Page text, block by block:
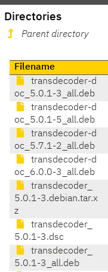
Directories
Parent directory
Filename
transdecoder-d
oc_5.0.1-3_all.deb
transdecoder-d
oc_5.0.1-5_all.deb
transdecoder-d
oc_5.7.1-2_all.deb
transdecoder-d
oc_6.0.0-3_all.deb
transdecoder_
5.0.1-3.debian.tar.x
z
transdecoder_
5.0.1-3.dsc
transdecoder_
5.0.1-3_all.deb